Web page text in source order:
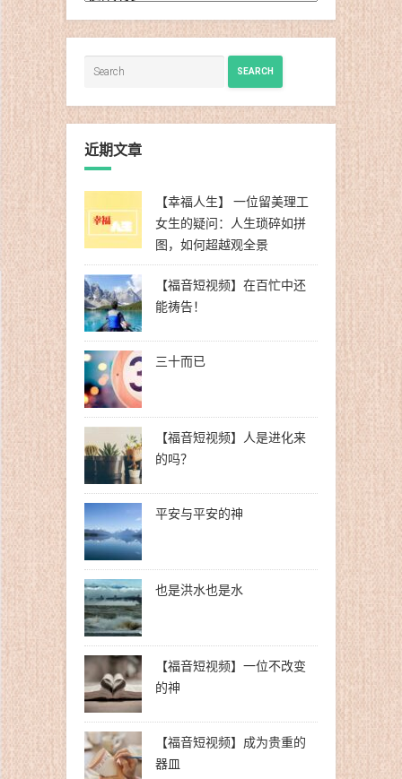
SEARCH
近期文章
【幸福人生】 一位留美理工
女生的疑问：人生琐碎如拼
图，如何超越观全景
【福音短视频】在百忙中还
能祷告！
三十而已
【福音短视频】人是进化来
的吗？
平安与平安的神
也是洪水也是水
【福音短视频】一位不改变
的神
【福音短视频】成为贵重的
器皿